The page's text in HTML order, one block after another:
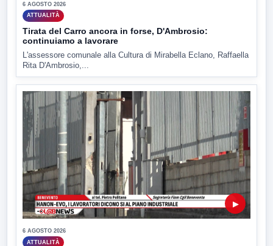
6 AGOSTO 2026
ATTUALITÀ
Tirata del Carro ancora in forse, D'Ambrosio:
continuiamo a lavorare
L'assessore comunale alla Cultura di Mirabella Eclano, Raffaella
Rita D'Ambrosio,...
▶
6 AGOSTO 2026
ATTUALITÀ